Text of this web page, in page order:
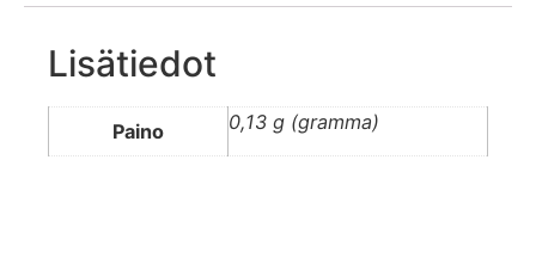
Lisätiedot
Paino 0,13 g (gramma)